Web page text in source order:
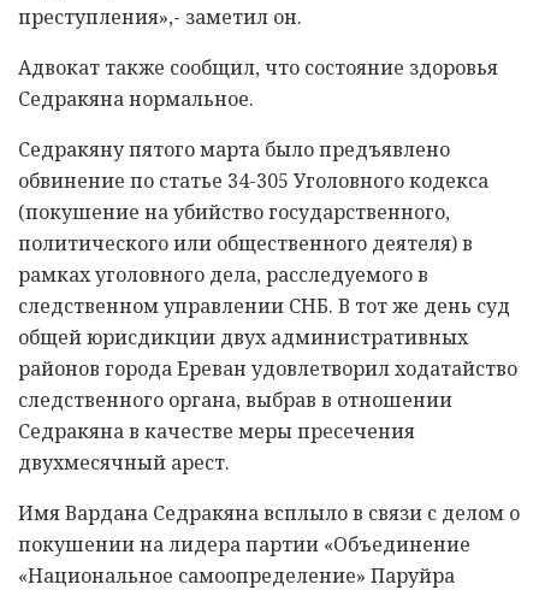
преступления»,- заметил он.
Адвокат также сообщил, что состояние здоровья
Седракяна нормальное.
Седракяну пятого марта было предъявлено
обвинение по статье 34-305 Уголовного кодекса
(покушение на убийство государственного,
политического или общественного деятеля) в
рамках уголовного дела, расследуемого в
следственном управлении СНБ. В тот же день суд
общей юрисдикции двух административных
районов города Ереван удовлетворил ходатайство
следственного органа, выбрав в отношении
Седракяна в качестве меры пресечения
двухмесячный арест.
Имя Вардана Седракяна всплыло в связи с делом о
покушении на лидера партии «Объединение
«Национальное самоопределение» Паруйра